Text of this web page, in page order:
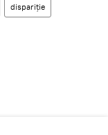
dispariție